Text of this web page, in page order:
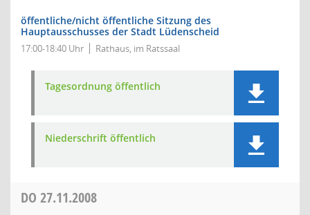
öffentliche/nicht öffentliche Sitzung des
Hauptausschusses der Stadt Lüdenscheid
17:00-18:40 Uhr Rathaus, im Ratssaal
Tagesordnung öffentlich
Niederschrift öffentlich
DO 27.11.2008